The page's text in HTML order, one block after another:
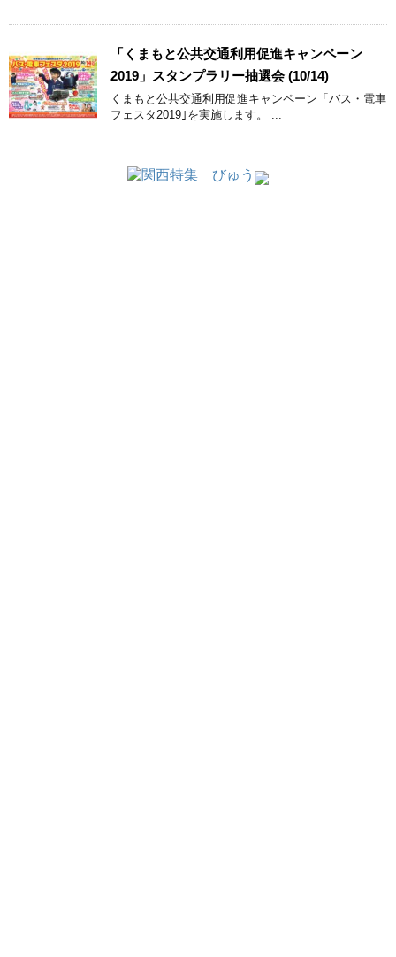
「くまもと公共交通利用促進キャンペーン
2019」スタンプラリー抽選会 (10/14)
くまもと公共交通利用促進キャンペーン「バス・電車
フェスタ2019｣を実施します。 ...